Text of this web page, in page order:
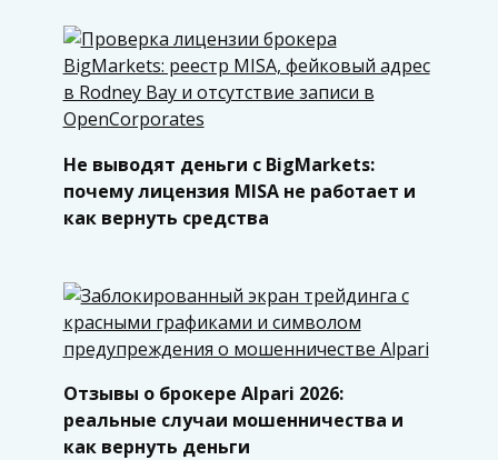
Не выводят деньги с BigMarkets:
почему лицензия MISA не работает и
как вернуть средства
Отзывы о брокере Alpari 2026:
реальные случаи мошенничества и
как вернуть деньги